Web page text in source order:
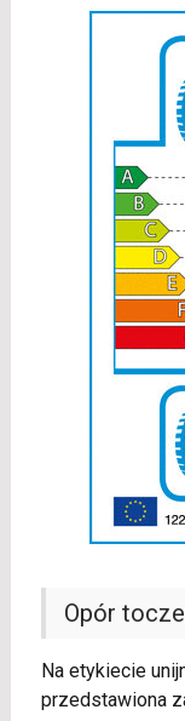
Opór
Na etykiecie
przedstawiona